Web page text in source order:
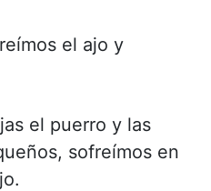
el ajo y
el puerro y las
sofreímos en